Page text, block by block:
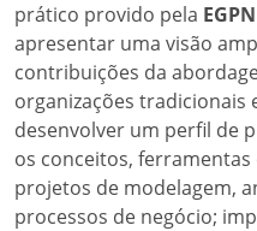
prático provido pela EGPN
apresentar uma visão
contribuições da
organizações tradicionais
desenvolver um perfil de
os conceitos, ferramentas
projetos de modelagem,
processos de negócio;